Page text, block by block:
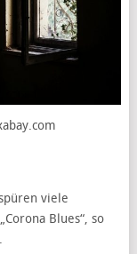
viele
Blues“, so